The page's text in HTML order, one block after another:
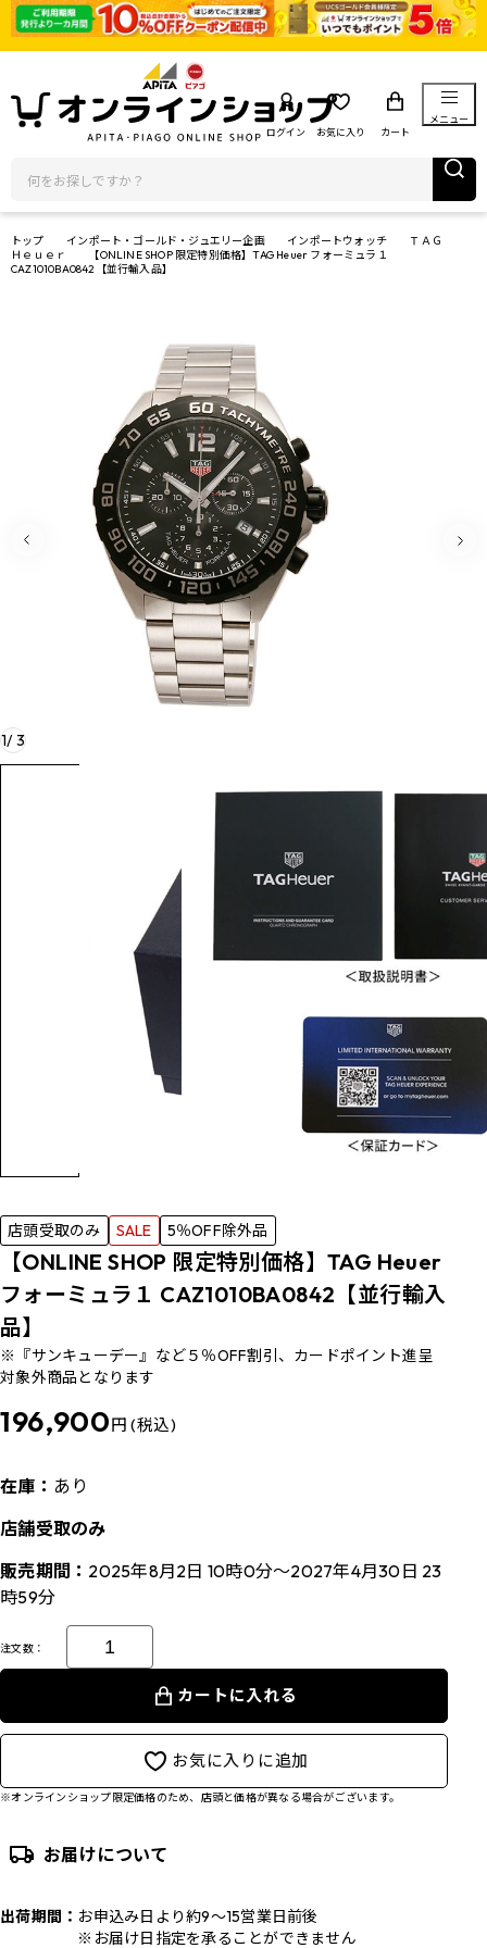
ログイン お気に入り カート
メニュー
トップ インポート・ゴールド・ジュエリー企画 インポートウォッチ
ＴＡＧ
Ｈｅｕｅｒ
【ONLINE SHOP 限定特別価格】TAG Heuer フォーミュラ１
CAZ1010BA0842【並行輸入品】
1/3
店頭受取のみ SALE 5％OFF除外品
【ONLINE SHOP 限定特別価格】TAG Heuer
フォーミュラ１ CAZ1010BA0842【並行輸入
品】
※『サンキューデー』など５％OFF割引、カードポイント進呈
対象外商品となります
196,900円 (税込)
在庫： あり
店舗受取のみ
販売期間： 2025年8月2日 10時0分～2027年4月30日 23
時59分
注文数：
カートに入れる
お気に入りに追加
※オンラインショップ限定価格のため、店頭と価格が異なる場合がございます。
お届けについて
出荷期間： お申込み日より約9～15営業日前後
※お届け日指定を承ることができません